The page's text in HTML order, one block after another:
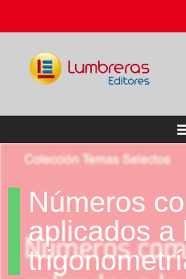
Números
aplicados a